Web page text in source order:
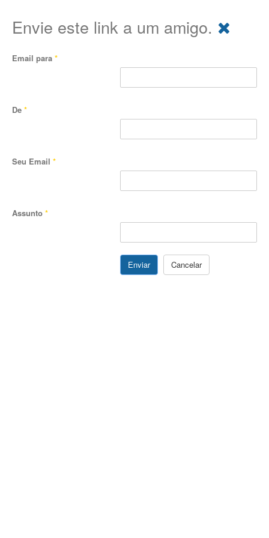
Envie este link a um amigo.
Email para *
De *
Seu Email *
Assunto *
Enviar Cancelar